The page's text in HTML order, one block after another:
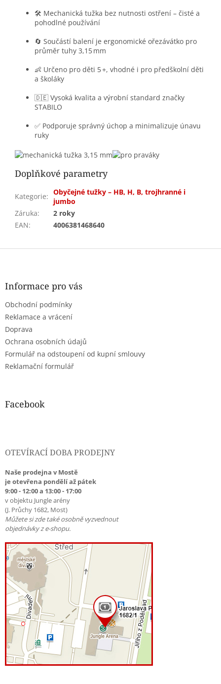
🛠️ Mechanická tužka bez nutnosti ostření – čisté a
pohodlné používání
🔄 Součástí balení je ergonomické ořezávátko pro
průměr tuhy 3,15 mm
👶 Určeno pro děti 5 +, vhodné i pro předškolní děti
a školáky
🇩🇪 Vysoká kvalita a výrobní standard značky
STABILO
✅ Podporuje správný úchop a minimalizuje únavu
ruky
Doplňkové parametry
Kategorie: Obyčejné tužky – HB, H, B, trojhranné i
jumbo
Záruka:
2 roky
EAN: 4006381468640
Z
Informace pro vás
Obchodní podmínky
Reklamace a vrácení
Doprava
Ochrana osobních údajů
Formulář na odstoupení od kupní smlouvy
Reklamační formulář
Facebook
OTEVÍRACÍ DOBA PRODEJNY
Naše prodejna v Mostě
je otevřena pondělí až pátek
9:00 - 12:00 a 13:00 - 17:00
v objektu Jungle arény
(J. Průchy 1682, Most)
Můžete si zde také osobně vyzvednout
objednávky z e-shopu.